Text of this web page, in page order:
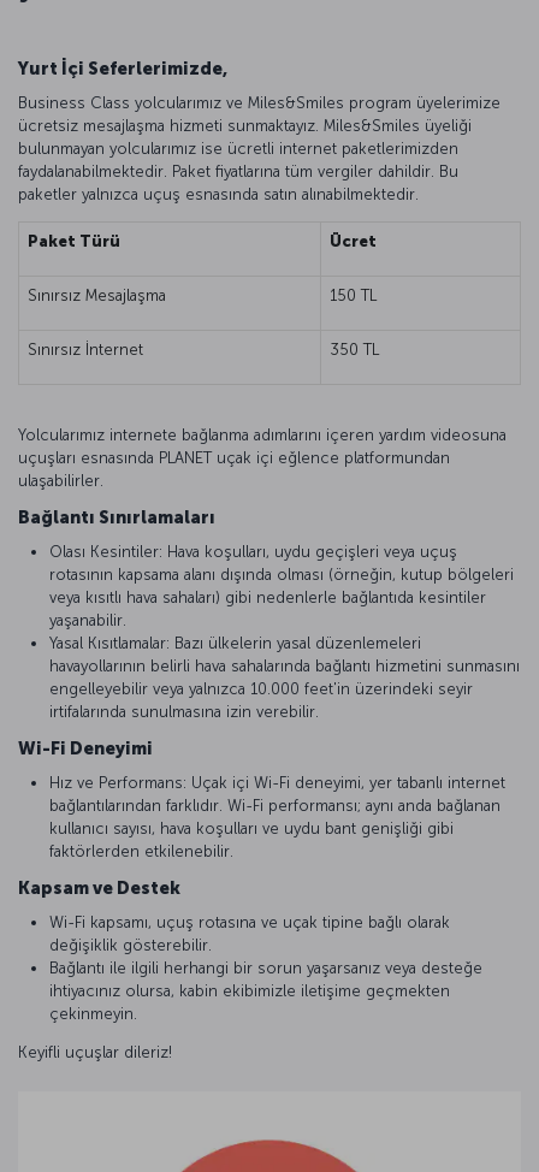
Yurt İçi Seferlerimizde,
Business Class yolcularımız ve Miles&Smiles program üyelerimize
ücretsiz mesajlaşma hizmeti sunmaktayız. Miles&Smiles üyeliği
bulunmayan yolcularımız ise ücretli internet paketlerimizden
faydalanabilmektedir. Paket fiyatlarına tüm vergiler dahildir. Bu
paketler yalnızca uçuş esnasında satın alınabilmektedir.
Paket Türü Ücret
Sınırsız Mesajlaşma 150 TL
Sınırsız İnternet 350 TL
Yolcularımız internete bağlanma adımlarını içeren yardım videosuna
uçuşları esnasında PLANET uçak içi eğlence platformundan
ulaşabilirler.
Bağlantı Sınırlamaları
Olası Kesintiler: Hava koşulları, uydu geçişleri veya uçuş
rotasının kapsama alanı dışında olması (örneğin, kutup bölgeleri
veya kısıtlı hava sahaları) gibi nedenlerle bağlantıda kesintiler
yaşanabilir.
Yasal Kısıtlamalar: Bazı ülkelerin yasal düzenlemeleri
havayollarının belirli hava sahalarında bağlantı hizmetini sunmasını
engelleyebilir veya yalnızca 10.000 feet'in üzerindeki seyir
irtifalarında sunulmasına izin verebilir.
Wi-Fi Deneyimi
Hız ve Performans: Uçak içi Wi-Fi deneyimi, yer tabanlı internet
bağlantılarından farklıdır. Wi-Fi performansı; aynı anda bağlanan
kullanıcı sayısı, hava koşulları ve uydu bant genişliği gibi
faktörlerden etkilenebilir.
Kapsam ve Destek
Wi-Fi kapsamı, uçuş rotasına ve uçak tipine bağlı olarak
değişiklik gösterebilir.
Bağlantı ile ilgili herhangi bir sorun yaşarsanız veya desteğe
ihtiyacınız olursa, kabin ekibimizle iletişime geçmekten
çekinmeyin.
Keyifli uçuşlar dileriz!